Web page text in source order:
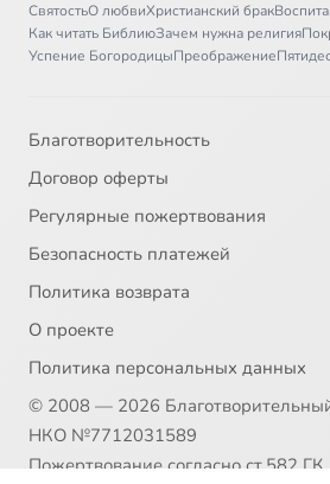
СвятостьО любвиХристианский брак
Как читать БиблиюЗачем нужна религия
Успение БогородицыПреображение
Благотворительность
Договор оферты
Регулярные пожертвования
Безопасность платежей
Политика возврата
О проекте
Политика персональных данных
© 2008 — 2026
НКО №7712031589
Пожертвование согласно ст.582